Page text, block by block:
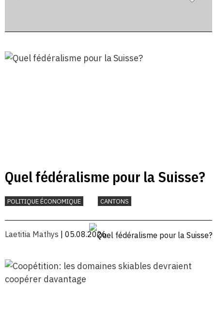
Quel fédéralisme pour la Suisse?
POLITIQUE ÉCONOMIQUE CANTONS
Laetitia Mathys | 05.08.2026